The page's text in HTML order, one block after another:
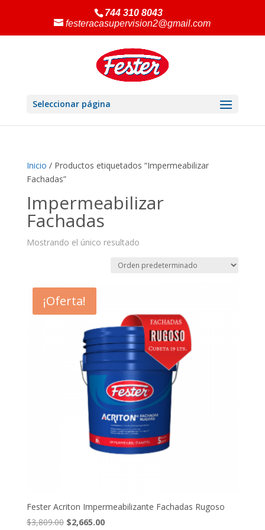
744 310 8043
festeracasupervision2@gmail.com
Seleccionar página
Inicio / Productos etiquetados “Impermeabilizar
Fachadas”
Impermeabilizar
Fachadas
Mostrando el único resultado
¡Oferta!
Fester Acriton Impermeabilizante Fachadas Rugoso
$3,809.00 El
$2,665.00El